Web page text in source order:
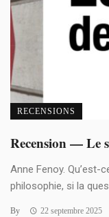
RECENSIONS
Recension — Le
Anne Fenoy. Qu’est-
philosophie, si la
By 22 septembre 2025